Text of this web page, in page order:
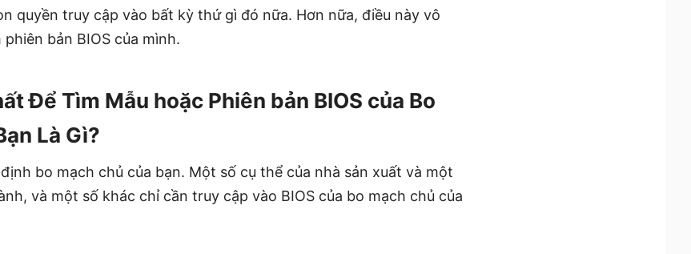
quyền truy cập vào bất kỳ thứ gì đó nữa. Hơn nữa, điều này vô
bản BIOS của mình.
Để Tìm Mẫu hoặc Phiên bản BIOS của Bo
Là Gì?
bo mạch chủ của bạn. Một số cụ thể của nhà sản xuất và một
và một số khác chỉ cần truy cập vào BIOS của bo mạch chủ của